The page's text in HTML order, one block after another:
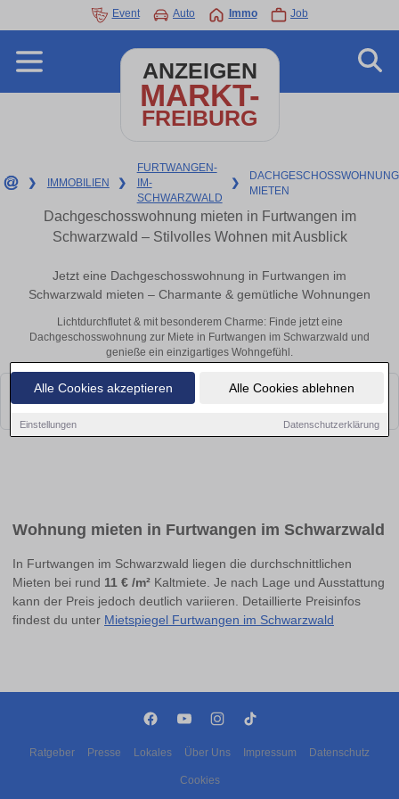
Alle Cookies akzeptieren Alle Cookies ablehnen
Einstellungen Datenschutzerklärung
Event Auto Immo Job
ANZEIGEN
MARKT-
FREIBURG
❯ IMMOBILIEN ❯
FURTWANGEN-
IM-
SCHWARZWALD
❯
MIETEN
Dachgeschosswohnung mieten in Furtwangen im
Schwarzwald – Stilvolles Wohnen mit Ausblick
Jetzt eine Dachgeschosswohnung in Furtwangen im
Schwarzwald mieten – Charmante & gemütliche Wohnungen
Lichtdurchflutet & mit besonderem Charme: Finde jetzt eine
Dachgeschosswohnung zur Miete in Furtwangen im Schwarzwald und
genieße ein einzigartiges Wohngefühl.
Leider konnten wir derzeit keine passenden Objekte finden. Schauen Sie
Wohnung mieten in Furtwangen im Schwarzwald
In Furtwangen im Schwarzwald liegen die durchschnittlichen
Mieten bei rund 11 € /m² Kaltmiete. Je nach Lage und Ausstattung
kann der Preis jedoch deutlich variieren. Detaillierte Preisinfos
findest du unter Mietspiegel Furtwangen im Schwarzwald
Ratgeber Presse Lokales Über Uns Impressum Datenschutz
Cookies